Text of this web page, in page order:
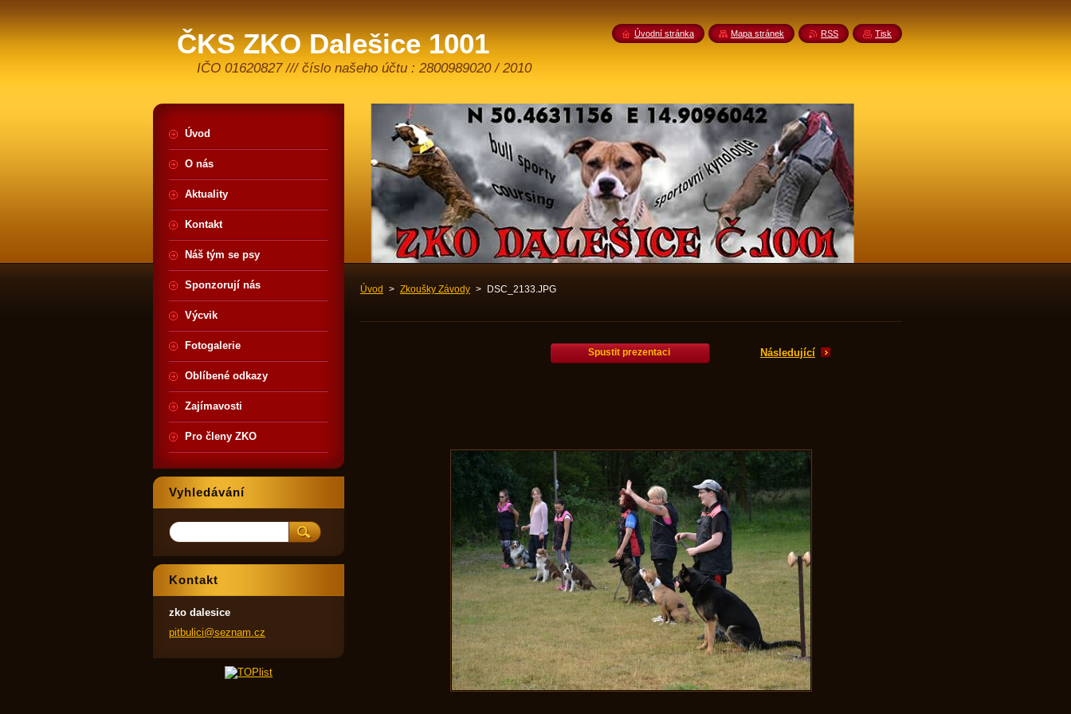
ČKS ZKO Dalešice 1001
IČO 01620827 /// číslo našeho účtu : 2800989020 / 2010
Úvod > Zkoušky Závody > DSC_2133.JPG
Spustit prezentaci Následující
Úvod
O nás
Aktuality
Kontakt
Náš tým se psy
Sponzorují nás
Výcvik
Fotogalerie
Oblíbené odkazy
Zajímavosti
Pro členy ZKO
Vyhledávání
Kontakt
zko dalesice
pitbulici@seznam.cz
Úvodní stránka Mapa stránek RSS Tisk